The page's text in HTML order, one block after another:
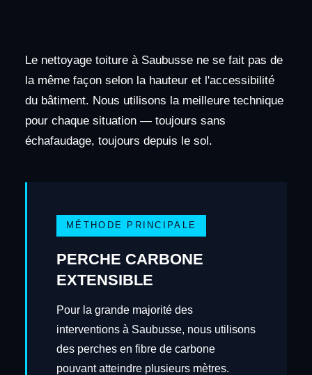
Le nettoyage toiture à Saubusse ne se fait pas de
la même façon selon la hauteur et l'accessibilité
du bâtiment. Nous utilisons la meilleure technique
pour chaque situation — toujours sans
échafaudage, toujours depuis le sol.
MÉTHODE PRINCIPALE
PERCHE CARBONE
EXTENSIBLE
Pour la grande majorité des
interventions à Saubusse, nous utilisons
des perches en fibre de carbone
pouvant atteindre plusieurs mètres.